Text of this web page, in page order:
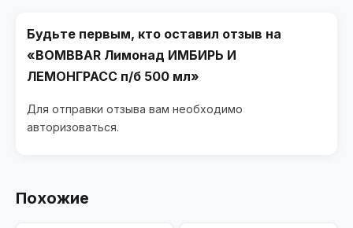
Будьте первым, кто оставил отзыв на
«BOMBBAR Лимонад ИМБИРЬ И
ЛЕМОНГРАСС п/б 500 мл»
Для отправки отзыва вам необходимо
авторизоваться.
Похожие